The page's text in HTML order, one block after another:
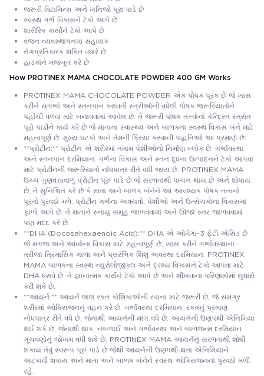
જરૂરી વિટામિન્સ અને ખનિજો પૂરા પાડે છે
સ્વસ્થ ગર્ભ વિકાસને ટેકો આપે છે
શારીરિક કાર્યોને ટેકો આપે છે
વજન વ્યવસ્થાપનમાં સહાયક
રોગપ્રતિકારક શક્તિ વધારે છે
હાડકાંને મજબૂત કરે છે
How PROTINEX MAMA CHOCOLATE POWDER 400 GM Works
PROTINEX MAMA CHOCOLATE POWDER એક પોષક પૂરક છે જે ખાસ
કરીને સગર્ભા અને સ્તનપાન કરાવતી સ્ત્રીઓની વધેલી પોષક જરૂરિયાતોને
પહોંચી વળવા માટે બનાવવામાં આવેલ છે. તે જરૂરી પોષક તત્ત્વોનો કેન્દ્રિત સ્ત્રોત
પૂરો પાડીને કાર્ય કરે છે જે માતાના સ્વાસ્થ્ય અને બાળકના સ્વસ્થ વિકાસ બંને માટે
મહત્વપૂર્ણ છે. મુખ્ય ઘટકો અને તેમની ક્રિયા કરવાની પદ્ધતિઓ આ પ્રમાણે છે:
**પ્રોટીન:** પ્રોટીન એ શરીરમાં તમામ પેશીઓનો નિર્માણ બ્લોક છે. ગર્ભાવસ્થા
અને સ્તનપાન દરમિયાન, ગર્ભના વિકાસ અને સ્તન દૂધના ઉત્પાદનને ટેકો આપવા
માટે પ્રોટીનની જરૂરિયાતો નોંધપાત્ર રીતે વધી જાય છે. PROTINEX MAMA
ઉચ્ચ ગુણવત્તાવાળું પ્રોટીન પૂરું પાડે છે જે સરળતાથી પાચન થાય છે અને શોષાય
છે, તે સુનિશ્ચિત કરે છે કે માતા અને બાળક બંનેને આ આવશ્યક પોષક તત્વનો
પૂરતો પુરવઠો મળે. પ્રોટીન ગર્ભના અવયવો, પેશીઓ અને ઉત્સેચકોના વિકાસમાં
ફાળો આપે છે. તે માતાને સ્નાયુ સમૂહ જાળવવામાં અને ઊર્જા સ્તર જાળવવામાં
પણ મદદ કરે છે.
**DHA (Docosahexaenoic Acid):** DHA એ ઓમેગા-3 ફેટી એસિડ છે
જે મગજ અને આંખોના વિકાસ માટે મહત્વપૂર્ણ છે, ખાસ કરીને ગર્ભાવસ્થાના
ત્રીજા ત્રિમાસિક ગાળા અને પ્રારંભિક શિશુ અવસ્થા દરમિયાન. PROTINEX
MAMA બાળકના સ્વસ્થ ન્યુરોલોજીકલ અને દ્રશ્ય વિકાસને ટેકો આપવા માટે
DHA ધરાવે છે. તે જ્ઞાનાત્મક કાર્યને ટેકો આપે છે અને શીખવાના પરિણામોમાં સુધારો
કરી શકે છે.
**આયર્ન:** આયર્ન લાલ રક્ત કોશિકાઓની રચના માટે જરૂરી છે, જે સમગ્ર
શરીરમાં ઓક્સિજનનું વહન કરે છે. ગર્ભાવસ્થા દરમિયાન, રક્તનું પ્રમાણ
નોંધપાત્ર રીતે વધે છે, જેનાથી આયર્નની માંગ વધે છે. આયર્નની ઉણપથી એનિમિયા
થઈ શકે છે, જેનાથી થાક, નબળાઈ અને ગર્ભાવસ્થા અને બાળજન્મ દરમિયાન
ગૂંચવણોનું જોખમ વધી શકે છે. PROTINEX MAMA આયર્નનું સરળતાથી શોષી
શકાય તેવું સ્વરૂપ પૂરું પાડે છે જેથી આયર્નની ઉણપથી થતા એનિમિયાને
અટકાવી શકાય અને માતા અને બાળક બંનેને સ્વસ્થ ઓક્સિજનનો પુરવઠો મળી
રહે.